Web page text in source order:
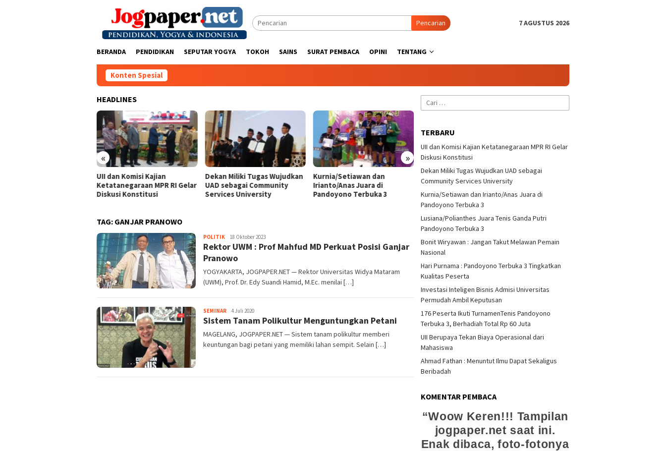
Pencarian 7 AGUSTUS 2026
BERANDA PENDIDIKAN SEPUTAR YOGYA TOKOH SAINS SURAT PEMBACA OPINI TENTANG
Konten Spesial
HEADLINES
« »
UII dan Komisi Kajian
Ketatanegaraan MPR RI Gelar
Diskusi Konstitusi
Dekan Miliki Tugas Wujudkan
UAD sebagai Community
Services University
Kurnia/Setiawan dan
Irianto/Anas Juara di
Pandoyono Terbuka 3
Lusiana/Polianthes Juara
Tenis Ganda Putri
Pandoyono Terbuka 3
Bonit Wiryawan : Jangan
Nasional
TAG: GANJAR PRANOWO
POLITIKHeri
Purwata
18 Oktober 2023
Rektor UWM : Prof Mahfud MD Perkuat Posisi Ganjar
Pranowo
YOGYAKARTA, JOGPAPER.NET — Rektor Universitas Widya Mataram
(UWM), Prof. Dr. Edy Suandi Hamid, M.Ec. menilai […]
SEMINARHeri
Purwata
4 Juli 2020
Sistem Tanam Polikultur Menguntungkan Petani
MAGELANG, JOGPAPER.NET — Sistem tanam polikultur memberi
keuntungan bagi petani yang memiliki lahan sempit. Selain […]
Cari
untuk:
TERBARU
UII dan Komisi Kajian Ketatanegaraan MPR RI Gelar
Diskusi Konstitusi
Dekan Miliki Tugas Wujudkan UAD sebagai
Community Services University
Kurnia/Setiawan dan Irianto/Anas Juara di
Pandoyono Terbuka 3
Lusiana/Polianthes Juara Tenis Ganda Putri
Pandoyono Terbuka 3
Bonit Wiryawan : Jangan Takut Melawan Pemain
Nasional
Hari Purnama : Pandoyono Terbuka 3 Tingkatkan
Kualitas Peserta
Investasi Inteligen Bisnis Admisi Universitas
Permudah Ambil Keputusan
176 Peserta Ikuti TurnamenTenis Pandoyono
Terbuka 3, Berhadiah Total Rp 60 Juta
UII Berupaya Tekan Biaya Operasional dari
Mahasiswa
Ahmad Fathan : Menuntut Ilmu Dapat Sekaligus
Beribadah
KOMENTAR PEMBACA
Woow Keren!!! Tampilan
jogpaper.net saat ini.
Enak dibaca, foto-fotonya